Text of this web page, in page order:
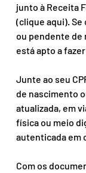
junto à Receita
(clique aqui). Se
ou pendente de
está apto a fazer
Junte ao seu
de nascimento
atualizada, em
física ou meio
autenticada em
Com os